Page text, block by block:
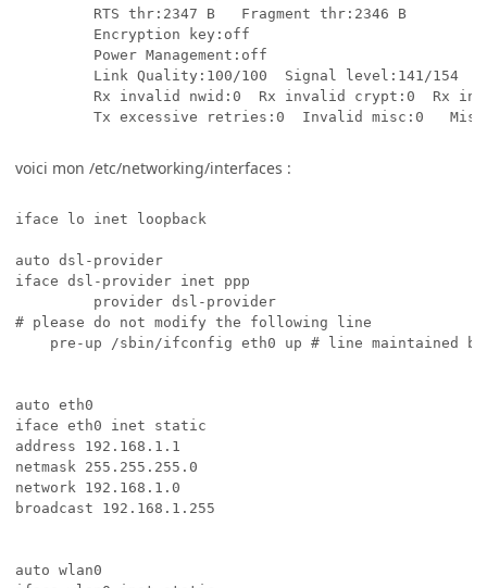
RTS thr:2347 B   Fragment thr:2346 B
Encryption key:off
Power Management:off
Link Quality:100/100  Signal level:141/154
Rx invalid nwid:0  Rx invalid crypt:0  Rx
voici mon /etc/networking/interfaces :
iface lo inet loopback
auto dsl-provider
iface dsl-provider inet ppp
provider dsl-provider
# please do not modify the following line
pre-up /sbin/ifconfig eth0 up # line maintained by
auto eth0
iface eth0 inet static
address 192.168.1.1
netmask 255.255.255.0
network 192.168.1.0
broadcast 192.168.1.255
auto wlan0